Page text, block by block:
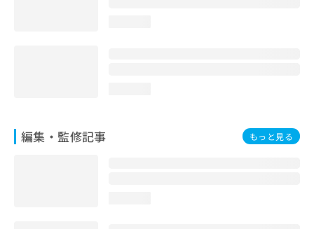
編集・監修記事 もっと見る